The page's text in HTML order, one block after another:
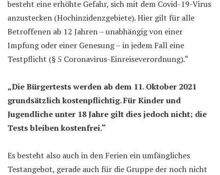
besteht eine erhöhte Gefahr, sich mit dem Covid-19-Virus
anzustecken (Hochinzidenzgebiete). Hier gilt für alle
Betroffenen ab 12 Jahren – unabhängig von einer
Impfung oder einer Genesung – in jedem Fall eine
Testpflicht (§ 5 Coronavirus-Einreiseverordnung).“
„Die Bürgertests werden ab dem 11. Oktober 2021
grundsätzlich kostenpflichtig. Für Kinder und
Jugendliche unter 18 Jahre gilt dies jedoch nicht; die
Tests bleiben kostenfrei.“
Es besteht also auch in den Ferien ein umfängliches
Testangebot, gerade auch für die Gruppe der noch nicht